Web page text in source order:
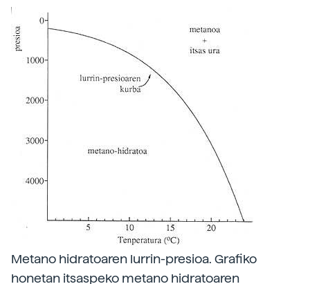
Metano hidratoaren lurrin-presioa. Grafiko
honetan itsaspeko metano hidratoaren